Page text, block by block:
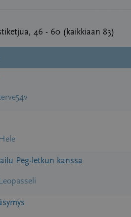
46 - 60 (kaikkiaan 83)
Hele
Peg-letkun kanssa
Leopasseli